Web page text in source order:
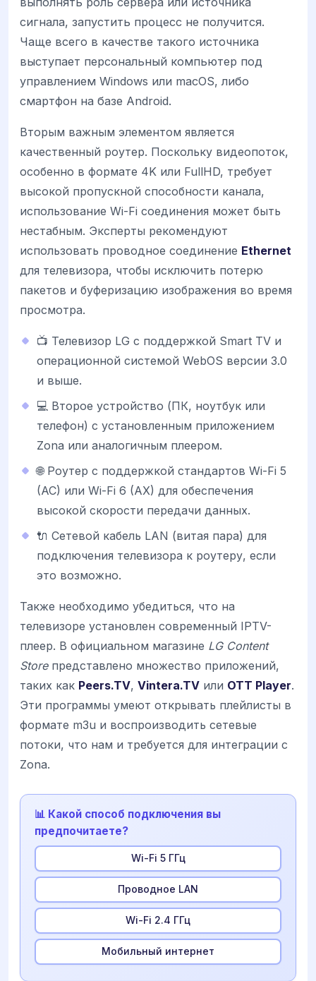
сигнала, запустить процесс не получится.
Чаще всего в качестве такого источника
выступает персональный компьютер под
управлением Windows или macOS, либо
смартфон на базе Android.
Вторым важным элементом является
качественный роутер. Поскольку видеопоток,
особенно в формате 4K или FullHD, требует
высокой пропускной способности канала,
использование Wi-Fi соединения может быть
нестабным. Эксперты рекомендуют
использовать проводное соединение Ethernet
для телевизора, чтобы исключить потерю
пакетов и буферизацию изображения во время
просмотра.
📺 Телевизор LG с поддержкой Smart TV и
операционной системой WebOS версии 3.0
и выше.
💻 Второе устройство (ПК, ноутбук или
телефон) с установленным приложением
Zona или аналогичным плеером.
🌐 Роутер с поддержкой стандартов Wi-Fi 5
(AC) или Wi-Fi 6 (AX) для обеспечения
высокой скорости передачи данных.
🔌 Сетевой кабель LAN (витая пара) для
подключения телевизора к роутеру, если
это возможно.
Также необходимо убедиться, что на
телевизоре установлен современный IPTV-
плеер. В официальном магазине LG Content
Storeпредставлено множество приложений,
таких как Peers.TV, Vintera.TV или OTT Player.
Эти программы умеют открывать плейлисты в
формате m3u и воспроизводить сетевые
потоки, что нам и требуется для интеграции с
Zona.
📊 Какой способ подключения вы
предпочитаете?
Wi-Fi 5 ГГц
Проводное LAN
Wi-Fi 2.4 ГГц
Мобильный интернет